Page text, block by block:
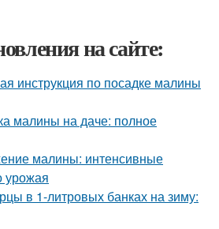
на сайте:
инструкция по посадке малины
малины на даче: полное
малины: интенсивные
урожая
в 1-литровых банках на зиму: